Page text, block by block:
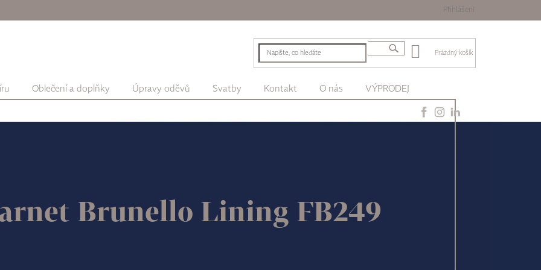
Přihlášení
Prázdný košík
Oblečení a doplňky Úpravy oděvů Svatby Kontakt O nás VÝPRODEJ
Brunello Lining FB249